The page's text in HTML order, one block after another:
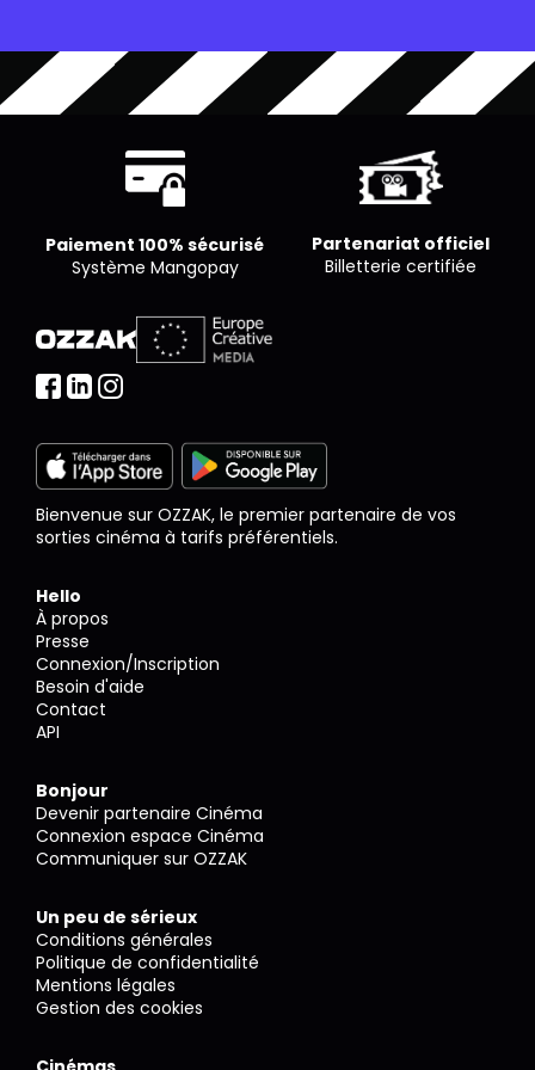
Paiement 100% sécurisé
Système Mangopay
Partenariat officiel
Billetterie certifiée
Bienvenue sur OZZAK, le premier partenaire de vos
sorties cinéma à tarifs préférentiels.
Hello
À propos
Presse
Connexion/Inscription
Besoin d'aide
Contact
API
Bonjour
Devenir partenaire Cinéma
Connexion espace Cinéma
Communiquer sur OZZAK
Un peu de sérieux
Conditions générales
Politique de confidentialité
Mentions légales
Gestion des cookies